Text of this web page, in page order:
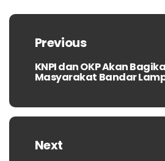
Navigasi
posPrevious
Previous
post:
KNPI dan OKP Akan
Masyarakat Bandar
Next